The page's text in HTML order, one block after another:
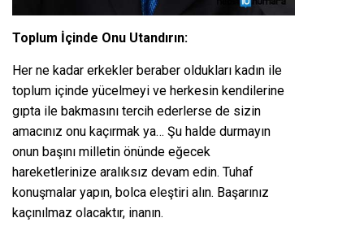
Toplum İçinde Onu Utandırın:
Her ne kadar erkekler beraber oldukları kadın ile
toplum içinde yücelmeyi ve herkesin kendilerine
gıpta ile bakmasını tercih ederlerse de sizin
amacınız onu kaçırmak ya… Şu halde durmayın
onun başını milletin önünde eğecek
hareketlerinize aralıksız devam edin. Tuhaf
konuşmalar yapın, bolca eleştiri alın. Başarınız
kaçınılmaz olacaktır, inanın.